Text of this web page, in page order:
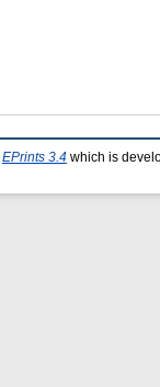
EPrints 3.4 which is